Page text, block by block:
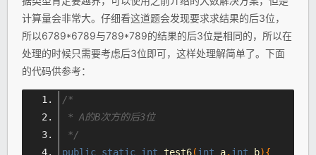
计算量会非常大。仔细看这道题会发现要求求结果的后3位，
所以6789*6789与789*789的结果的后3位是相同的，所以在
处理的时候只需要考虑后3位即可，这样处理解简单了。下面
的代码供参考：
/*
* A的B次方的后3位
*/
public static int test6(int a,int b){